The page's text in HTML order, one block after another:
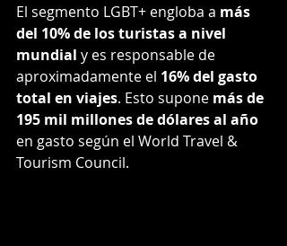
El segmento LGBT+ engloba a más
del 10% de los turistas a nivel
mundial y es responsable de
aproximadamente el 16% del gasto
total en viajes. Esto supone más de
195 mil millones de dólares al año
en gasto según el World Travel &
Tourism Council.